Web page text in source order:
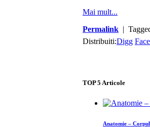
Mai mult...
Permalink |
Distribuiti:Digg
TOP5 Articole
Anatomie –